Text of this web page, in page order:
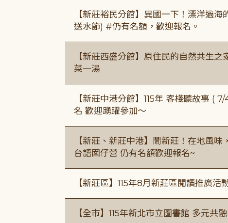
【新莊裕民分館】異國一下！漂洋過
送水節) #仍有名額，歡迎報名。
【新莊西盛分館】原住民的自然共生
菜一湯
【新莊中港分館】115年 客棧聽故事 (
名 歡迎踴躍參加～
【新莊、新莊中港】鬧新莊！在地風
台語囡仔營 仍有名額歡迎報名~
【新莊區】115年8月新莊區閱讀推廣活
【全市】115年新北市立圖書館 多元共